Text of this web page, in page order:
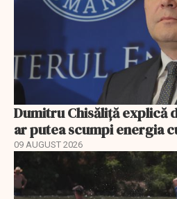
Dumitru Chisăliță explică
ar putea scumpi energia
09 AUGUST 2026